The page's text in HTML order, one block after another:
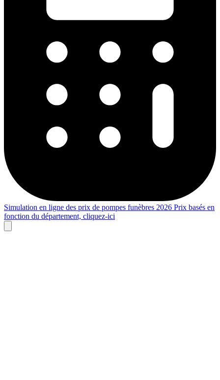
Simulation en ligne des prix de pompes funèbres 2026 Prix basés en
fonction du département, cliquez-ici